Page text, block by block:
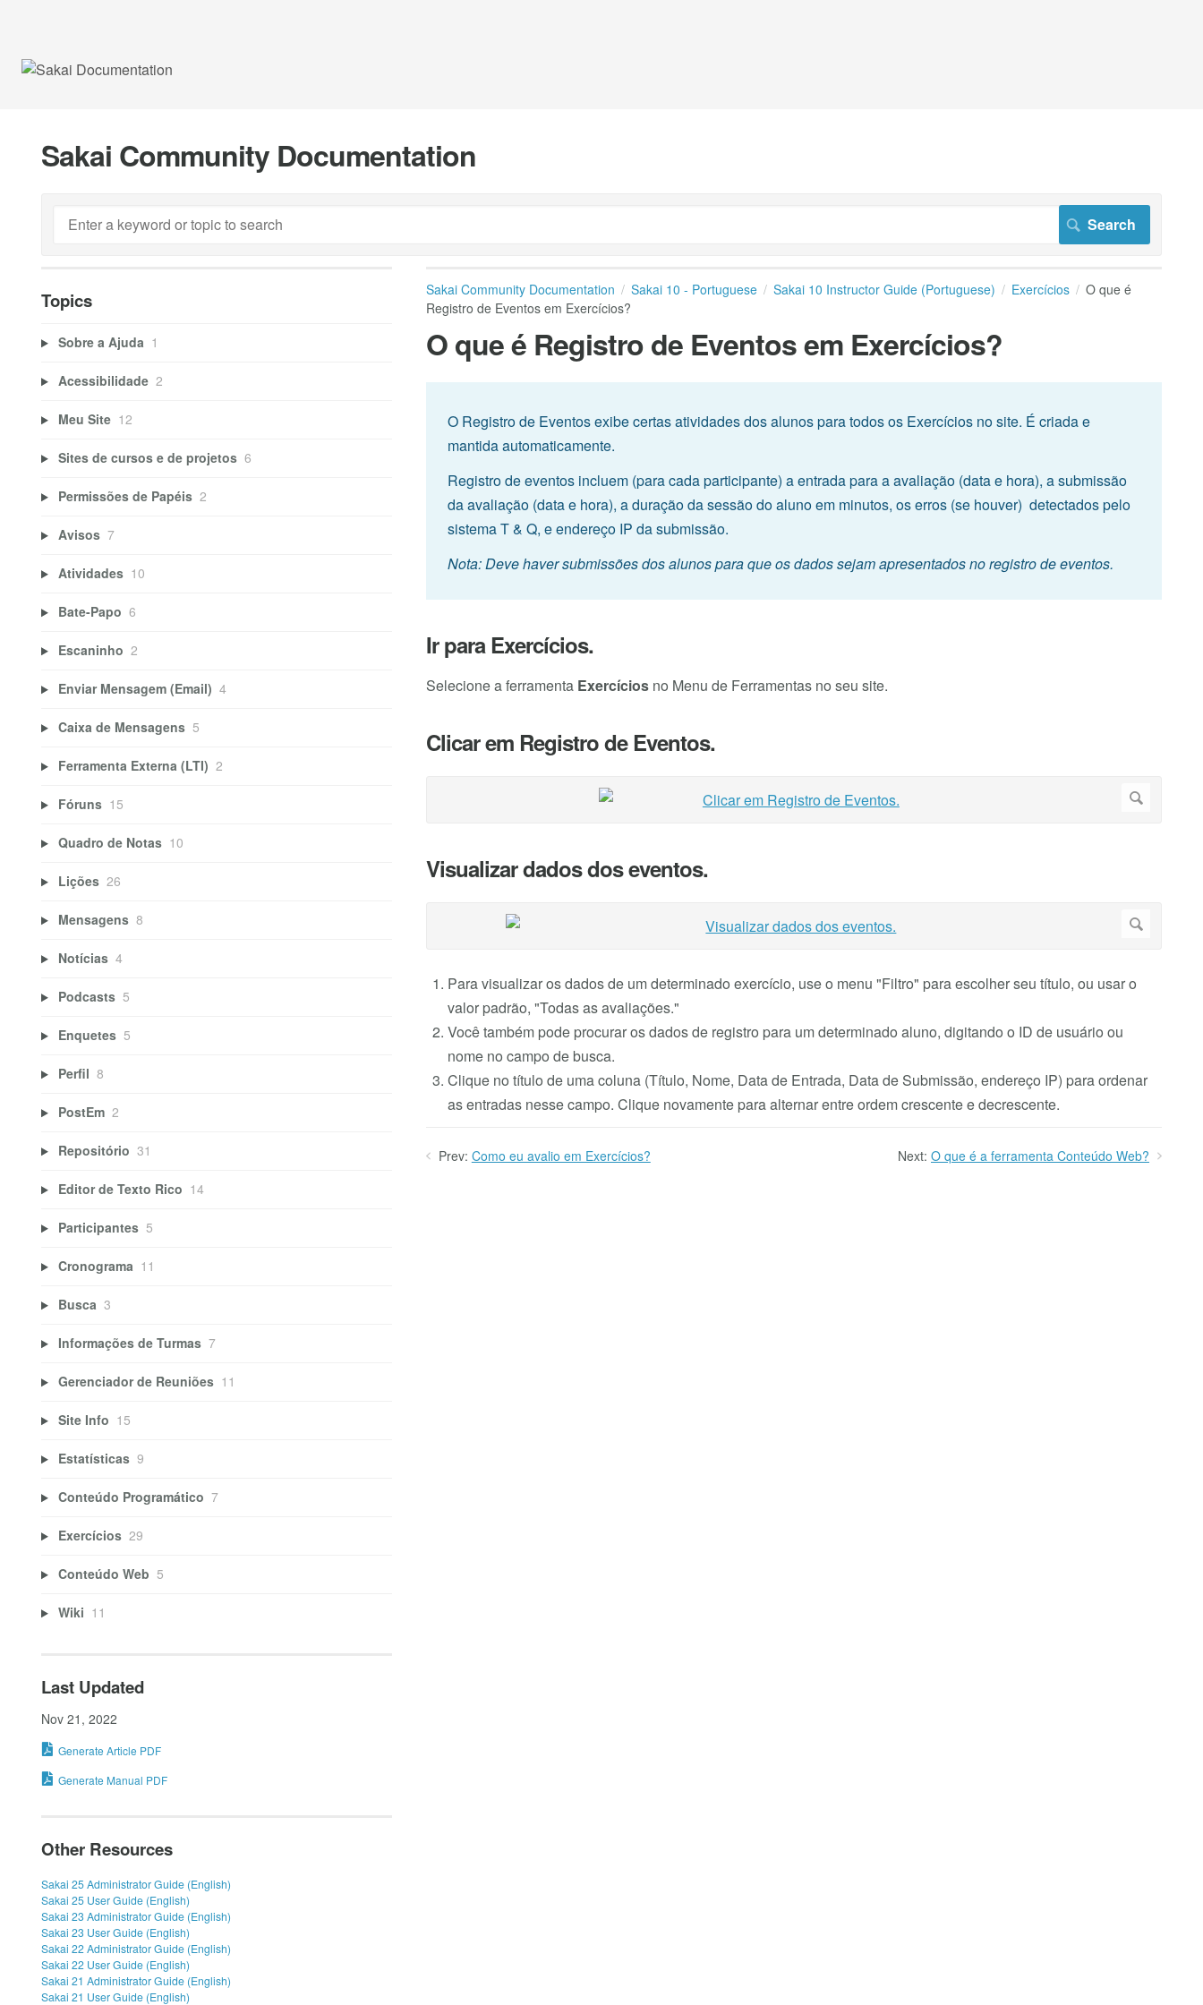
Sakai Community Documentation
Sakai Community Documentation Sakai 10 - Portuguese Sakai 10 Instructor Guide (Portuguese) Exercícios
O que é
Registro de Eventos em Exercícios?
O que é Registro de Eventos em Exercícios?
O Registro de Eventos exibe certas atividades dos alunos para todos os Exercícios no site. É criada e
mantida automaticamente.
Registro de eventos incluem (para cada participante) a entrada para a avaliação (data e hora), a submissão
da avaliação (data e hora), a duração da sessão do aluno em minutos, os erros (se houver) detectados pelo
sistema T & Q, e endereço IP da submissão.
Nota: Deve haver submissões dos alunos para que os dados sejam apresentados no registro de eventos.
Ir para Exercícios.
Selecione a ferramenta Exercíciosno Menu de Ferramentas no seu site.
Clicar em Registro de Eventos.
Visualizar dados dos eventos.
Para visualizar os dados de um determinado exercício, use o menu "Filtro" para escolher seu título, ou usar o
valor padrão, "Todas as avaliações."
Você também pode procurar os dados de registro para um determinado aluno, digitando o ID de usuário ou
nome no campo de busca.
Clique no título de uma coluna (Título, Nome, Data de Entrada, Data de Submissão, endereço IP) para ordenar
as entradas nesse campo. Clique novamente para alternar entre ordem crescente e decrescente.
Prev: Como eu avalio em Exercícios? Next: O que é a ferramenta Conteúdo Web?
Topics
Sobre a Ajuda 1
Acessibilidade 2
Meu Site 12
Sites de cursos e de projetos 6
Permissões de Papéis 2
Avisos 7
Atividades 10
Bate-Papo 6
Escaninho 2
Enviar Mensagem (Email) 4
Caixa de Mensagens 5
Ferramenta Externa (LTI) 2
Fóruns 15
Quadro de Notas 10
Lições 26
Mensagens 8
Notícias 4
Podcasts 5
Enquetes 5
Perfil 8
PostEm 2
Repositório 31
Editor de Texto Rico 14
Participantes 5
Cronograma 11
Busca 3
Informações de Turmas 7
Gerenciador de Reuniões 11
Site Info 15
Estatísticas 9
Conteúdo Programático 7
Exercícios 29
Conteúdo Web 5
Wiki 11
Last Updated
Nov 21, 2022
Generate Article PDF
Generate Manual PDF
Other Resources
Sakai 25 Administrator Guide (English)
Sakai 25 User Guide (English)
Sakai 23 Administrator Guide (English)
Sakai 23 User Guide (English)
Sakai 22 Administrator Guide (English)
Sakai 22 User Guide (English)
Sakai 21 Administrator Guide (English)
Sakai 21 User Guide (English)